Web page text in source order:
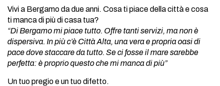
Vivi a Bergamo da due anni. Cosa ti piace della città e cosa
ti manca di più di casa tua?
“Di Bergamo mi piace tutto. Offre tanti servizi, ma non è
dispersiva. In più c’è Città Alta, una vera e propria oasi di
pace dove staccare da tutto. Se ci fosse il mare sarebbe
perfetta: è proprio questo che mi manca di più”
Un tuo pregio e un tuo difetto.